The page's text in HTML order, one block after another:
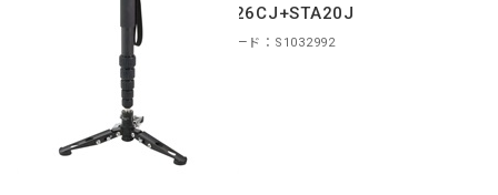
MA326CJ+STA20J
商品コード：S1032992